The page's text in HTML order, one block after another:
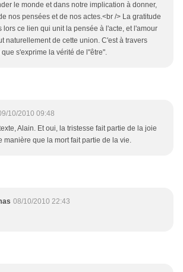
le monde et dans notre implication à donner,
nos pensées et de nos actes.<br /> La gratitude
lors ce lien qui unit la pensée à l'acte, et l'amour
naturellement de cette union. C'est à travers
s'exprime la vérité de l"être".
10/2010 09:48
Alain. Et oui, la tristesse fait partie de la joie
manière que la mort fait partie de la vie.
08/10/2010 22:43